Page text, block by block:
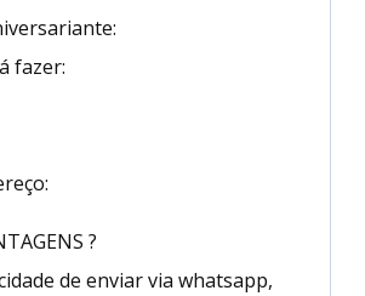
fazer:
?
de enviar via whatsapp,